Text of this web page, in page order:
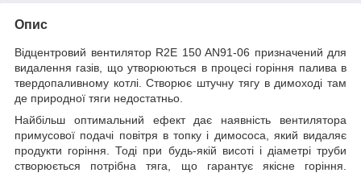
Опис
Відцентровий вентилятор R2E 150 AN91-06 призначений для
видалення газів, що утворюються в процесі горіння палива в
твердопаливному котлі. Створює штучну тягу в димоході там
де природної тяги недостатньо.
Найбільш оптимальний ефект дає наявність вентилятора
примусової подачі повітря в топку і димососа, який видаляє
продукти горіння. Тоді при будь-якій висоті і діаметрі труби
створюється потрібна тяга, що гарантує якісне горіння.